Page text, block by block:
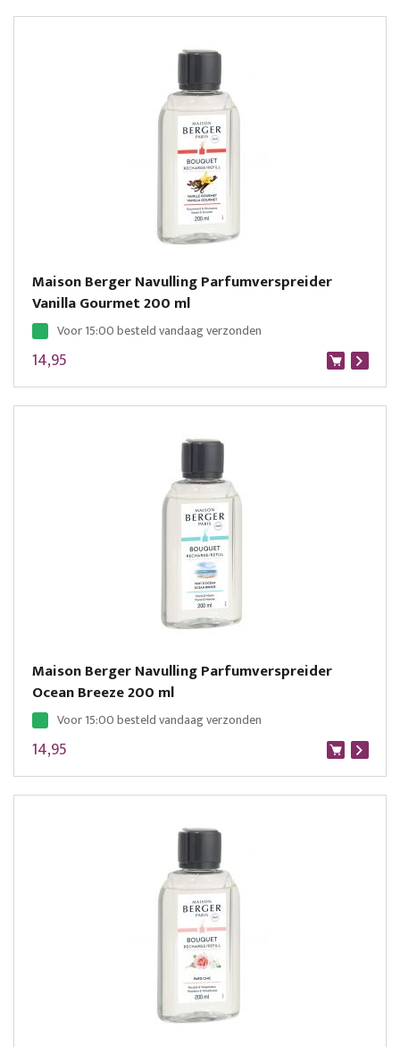
Maison Berger Navulling Parfumverspreider
Vanilla Gourmet 200 ml
Voor 15:00 besteld vandaag verzonden
14,95
Maison Berger Navulling Parfumverspreider
Ocean Breeze 200 ml
Voor 15:00 besteld vandaag verzonden
14,95